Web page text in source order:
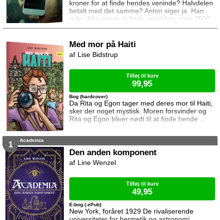
kroner for at finde hendes veninde? Halvdelen
betalt med det samme? Anton siger ja. Han
gider ikke prøve at finde veninden, men 2500
kroner er rigtig mange penge. Hvorfor skulle
det ikke så pænt at Anton snyder. Hun
begynder at sende ham truende beskeder og
ubehagelige billeder. Flere af dem taget i
Med mor på Haiti
Da Rita og Egon tager med deres mor til Haiti,
sker der noget mystisk. Moren forsvinder og
Rita og Egon bliver nødt til at finde hende ...
Bog (hardcover)
Lise Bidstrup
Tilføj til kurv
99,95
1 Academia
Den anden komponent
New York, foråret 1929 De rivaliserende
E-bog (.ePub)
Line Wenzel
Tilføj til kurv
49,95